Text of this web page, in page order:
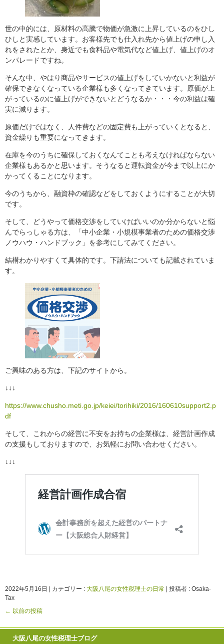
世の中的には、原材料の高騰で物価が急激に上昇しているのをひし
ひしと実感しています。お客様先でも仕入れ先から値上げの申し入
れをされたとか、身近でも食料品や電気代など値上げ、値上げのオ
ンパレードですね。
そんな中、やはり商品やサービスの値上げをしていかないと利益が
確保できなくなっている企業様も多くなってきています。原価が上
がっているのに値上げができないとどうなるか・・・今の利益は確
実に減ります。
原価だけではなく、人件費などの固定費も上がっていくとなると、
資金繰りも重要になってきます。
在庫を今のうちに確保しておくなんてことも考えなければならない
企業様もあるかと思います。そうなると運転資金が今まで以上にか
かってくることになります。
今のうちから、融資枠の確認などをしておくようにすることが大切
です。
そして、どうやって価格交渉をしていけばいいのか分からないと悩
んでらっしゃる方は、「中小企業・小規模事業者のための価格交渉
ノウハウ・ハンドブック」を参考にしてみてください。
結構わかりやすくて具体的です。下請法についても記載されていま
す。
ご興味のある方は、下記のサイトから。
↓↓↓
https://www.chusho.meti.go.jp/keiei/torihiki/2016/160610support2.p
df
そして、これからの経営に不安をお持ちの企業様は、経営計画作成
の支援もしておりますので、お気軽にお問い合わせください。
↓↓↓
2022年5月16日 | カテゴリー : 大阪八尾の女性税理士の日常 | 投稿者 : Osaka-
Tax
← 以前の投稿
大阪八尾の女性税理士ブログ